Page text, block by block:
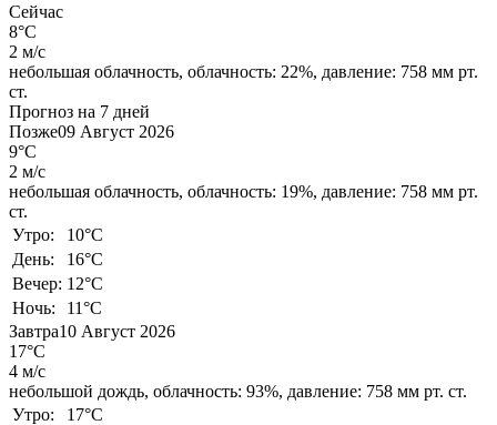
Сейчас
8°C
2 м/с
небольшая облачность, облачность: 22%, давление: 758 мм рт.
ст.
Прогноз на 7 дней
Позже09 Август 2026
9°C
2 м/с
небольшая облачность, облачность: 19%, давление: 758 мм рт.
ст.
Утро:
10°C
День:
16°C
Вечер: 12°C
Ночь:
11°C
Завтра10 Август 2026
17°C
4 м/с
небольшой дождь, облачность: 93%, давление: 758 мм рт. ст.
Утро:
17°C